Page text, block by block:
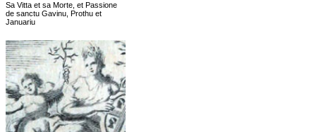
Sa Vitta et sa Morte, et Passione
de sanctu Gavinu, Prothu et
Januariu